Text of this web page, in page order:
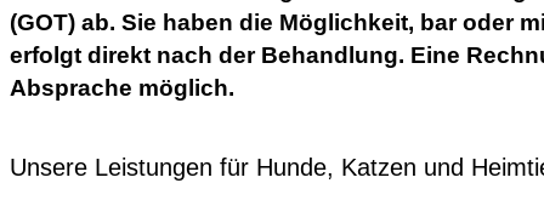
(GOT) ab. Sie haben die Möglichkeit, bar oder
erfolgt direkt nach der Behandlung. Eine
Absprache möglich.
Unsere Leistungen für Hunde, Katzen und